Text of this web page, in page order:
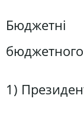
Бюджетні
1)